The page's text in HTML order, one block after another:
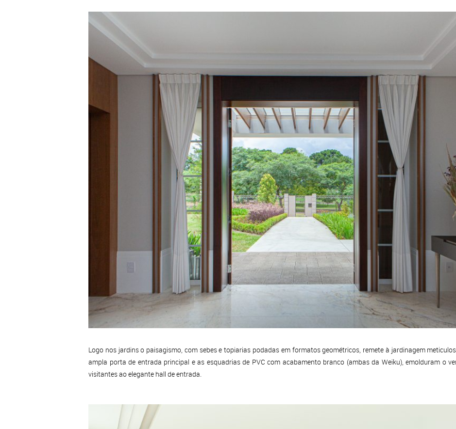
Logo nos jardins o paisagismo, com sebes e topiarias podadas em formatos geométricos, remete à jardinagem
ampla porta de entrada principal e as esquadrias de PVC com acabamento branco (ambas da Weiku), emolduram o
visitantes ao elegante hall de entrada.